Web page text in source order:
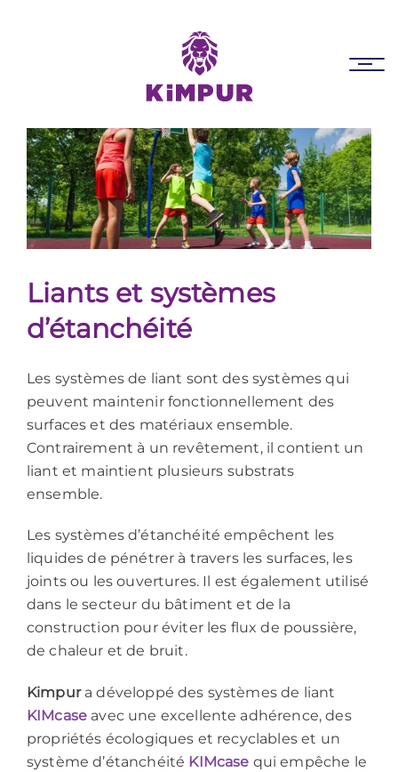
to
content
Liants et systèmes
d’étanchéité
Les systèmes de liant sont des systèmes qui
peuvent maintenir fonctionnellement des
surfaces et des matériaux ensemble.
Contrairement à un revêtement, il contient un
liant et maintient plusieurs substrats
ensemble.
Les systèmes d’étanchéité empêchent les
liquides de pénétrer à travers les surfaces, les
joints ou les ouvertures. Il est également utilisé
dans le secteur du bâtiment et de la
construction pour éviter les flux de poussière,
de chaleur et de bruit.
Kimpura développé des systèmes de liant
KIMcase avec une excellente adhérence, des
propriétés écologiques et recyclables et un
système d’étanchéité KIMcase qui empêche le